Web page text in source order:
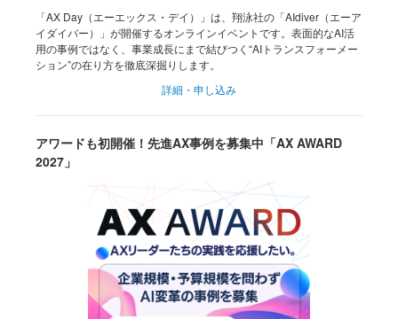
「AX Day（エーエックス・デイ）」は、翔泳社の「AIdiver（エーア
イダイバー）」が開催するオンラインイベントです。表面的なAI活
用の事例ではなく、事業成長にまで結びつく“AIトランスフォーメー
ション”の在り方を徹底深掘りします。
詳細・申し込み
アワードも初開催！先進AX事例を募集中「AX AWARD
2027」